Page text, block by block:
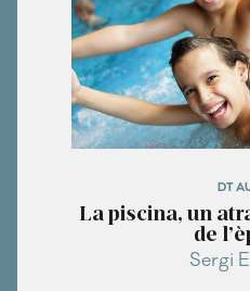
DT
La piscina, un
de
Sergi